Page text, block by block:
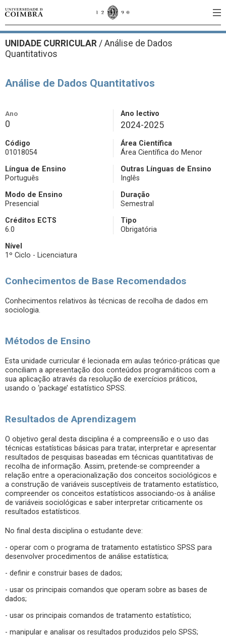
UNIDADE CURRICULAR / Análise de Dados
Quantitativos
Análise de Dados Quantitativos
Ano
0
Ano lectivo
2024-2025
Código
01018054
Área Científica
Área Científica do Menor
Língua de Ensino
Português
Outras Línguas de Ensino
Inglês
Modo de Ensino
Presencial
Duração
Semestral
Créditos ECTS
6.0
Tipo
Obrigatória
Nível
1º Ciclo - Licenciatura
Conhecimentos de Base Recomendados
Conhecimentos relativos às técnicas de recolha de dados em
sociologia.
Métodos de Ensino
Esta unidade curricular é lecionada em aulas teórico-práticas que
conciliam a apresentação dos conteúdos programáticos com a
sua aplicação através da resolução de exercícios práticos,
usando o ‘package’ estatístico SPSS.
Resultados de Aprendizagem
O objetivo geral desta disciplina é a compreensão e o uso das
técnicas estatísticas básicas para tratar, interpretar e apresentar
resultados de pesquisas baseadas em técnicas quantitativas de
recolha de informação. Assim, pretende-se compreender a
relação entre a operacionalização dos conceitos sociológicos e
a construção de variáveis susceptíveis de tratamento estatístico,
compreender os conceitos estatísticos associando-os à análise
de variáveis sociológicas e saber interpretar criticamente os
resultados estatísticos.
No final desta disciplina o estudante deve:
- operar com o programa de tratamento estatístico SPSS para
desenvolver procedimentos de análise estatística;
- definir e construir bases de dados;
- usar os principais comandos que operam sobre as bases de
dados;
- usar os principais comandos de tratamento estatístico;
- manipular e analisar os resultados produzidos pelo SPSS;